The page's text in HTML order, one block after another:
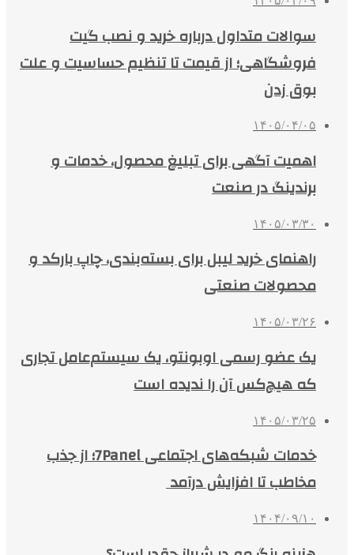
سوالات متداول درباره خرید و نصب گیت
فروشگاهی؛ از قیمت تا تنظیم حساسیت و علت
بوق زدن
۱۴۰۵/۰۴/۰۵
اهمیت آگهی برای تبلیغ محصول، خدمات و
برندینگ در صنعت
۱۴۰۵/۰۳/۳۰
راهنمای خرید لیبل برای بسته‌بندی، چاپ بارکد و
محصولات صنعتی
۱۴۰۵/۰۳/۲۶
یک عضو رسمی اوبونتو، یک سیستم‌عامل تجاری
که هیچ‌کس آن را ندیده است
۱۴۰۵/۰۳/۲۵
خدمات شبکه‌های اجتماعی 7Panel؛ از جذب
مخاطب تا افزایش درآمد
۱۴۰۴/۰۹/۱۰